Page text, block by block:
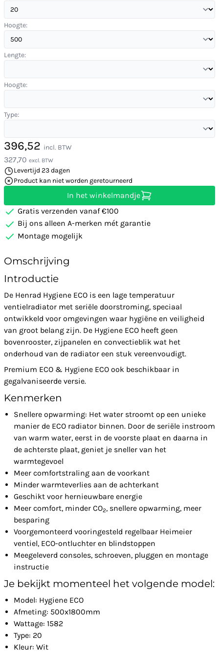
Hoogte:
Lengte:
Hoogte:
Type:
396,52 incl. BTW
327,70 excl. BTW
Levertijd 23 dagen
Product kan niet worden geretourneerd
In het winkelmandje
Gratis verzenden vanaf €100
Bij ons alleen A-merken mét garantie
Montage mogelijk
Omschrijving
Introductie
De Henrad Hygiene ECO is een lage temperatuur
ventielradiator met seriële doorstroming, speciaal
ontwikkeld voor omgevingen waar hygiëne en veiligheid
van groot belang zijn. De Hygiene ECO heeft geen
bovenrooster, zijpanelen en convectieblik wat het
onderhoud van de radiator een stuk vereenvoudigt.
Premium ECO & Hygiene ECO ook beschikbaar in
gegalvaniseerde versie.
Kenmerken
Snellere opwarming: Het water stroomt op een unieke
manier de ECO radiator binnen. Door de seriële instroom
van warm water, eerst in de voorste plaat en daarna in
de achterste plaat, geniet je sneller van het
warmtegevoel
Meer comfortstraling aan de voorkant
Minder warmteverlies aan de achterkant
Geschikt voor hernieuwbare energie
Meer comfort, minder CO2, snellere opwarming, meer
besparing
Voorgemonteerd vooringesteld regelbaar Heimeier
ventiel, ECO-ontluchter en blindstoppen
Meegeleverd consoles, schroeven, pluggen en montage
instructie
Je bekijkt momenteel het volgende model:
Model: Hygiene ECO
Afmeting: 500x1800mm
Wattage: 1582
Type: 20
Kleur: Wit